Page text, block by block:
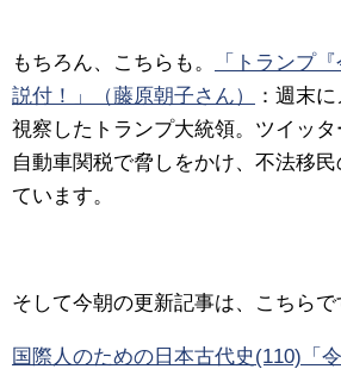
もちろん、こちらも。
「トランプ
説付！」（藤原朝子さん）
： 週末に
視察したトランプ大統領。ツイッ
自動車関税で脅しをかけ、不法移
ています。
そして今朝の更新記事は、こちらで
国際人のための日本古代史(110)「